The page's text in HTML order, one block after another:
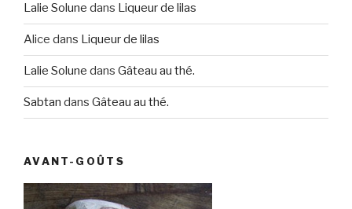
Lalie Solune dans Liqueur de lilas
Alice dans Liqueur de lilas
Lalie Solune dans Gâteau au thé.
Sabtan dans Gâteau au thé.
AVANT-GOÛTS